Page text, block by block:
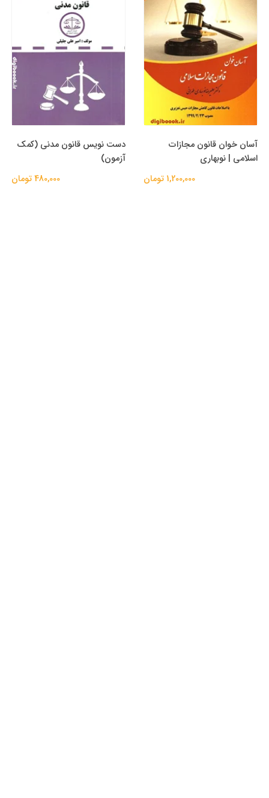
آسان خوان قانون مجازات
اسلامی | نوبهاری
1,200,000 تومان
دست نویس قانون مدنی (کمک
آزمون)
480,000 تومان